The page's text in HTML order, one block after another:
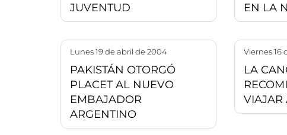
JUVENTUD
EN LA
lunes 19 de abril de 2004
PAKISTÁN OTORGÓ
PLACET AL NUEVO
EMBAJADOR
ARGENTINO
viernes
LA
VIAJAR